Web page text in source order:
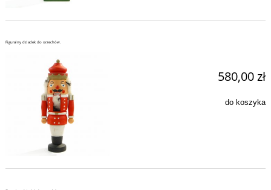
Figuralny dziadek do orzechów.
580,00 zł
do koszyka